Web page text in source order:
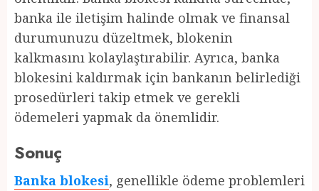
banka ile iletişim halinde olmak ve finansal
durumunuzu düzeltmek, blokenin
kalkmasını kolaylaştırabilir. Ayrıca, banka
blokesini kaldırmak için bankanın belirlediği
prosedürleri takip etmek ve gerekli
ödemeleri yapmak da önemlidir.
Sonuç
Banka blokesi, genellikle ödeme problemleri